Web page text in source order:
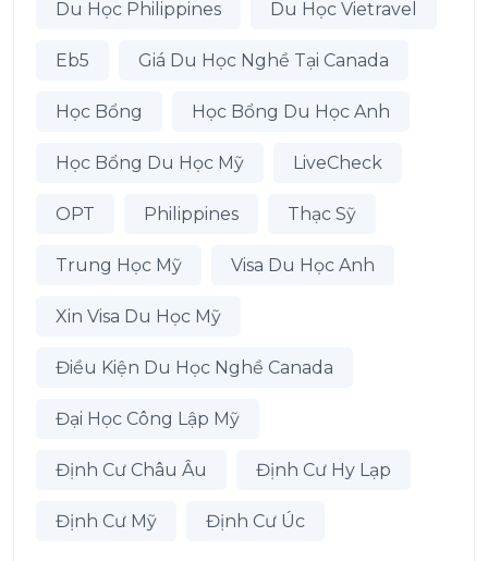
Du Học Philippines Du Học Vietravel
Eb5 Giá Du Học Nghề Tại Canada
Học Bổng Học Bổng Du Học Anh
Học Bổng Du Học Mỹ LiveCheck
OPT Philippines Thạc Sỹ
Trung Học Mỹ Visa Du Học Anh
Xin Visa Du Học Mỹ
Điều Kiện Du Học Nghề Canada
Đại Học Công Lập Mỹ
Định Cư Châu Âu Định Cư Hy Lạp
Định Cư Mỹ Định Cư Úc